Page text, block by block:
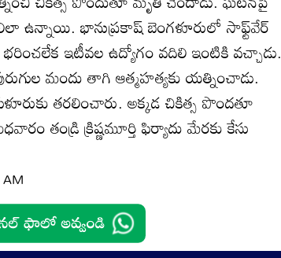
ఉన్నాయి. భానుప్రకాష్‌ బెంగళూరులో సాఫ్ట్‌వేర్‌
భరించలేక ఇటీవల ఉద్యోగం వదిలి ఇంటికి వచ్చాడు.
మందు తాగి ఆత్మహత్యకు యత్నించాడు.
తరలించారు. అక్కడ చికిత్స పొందతూ
తండ్రి క్రిష్ణమూర్తి ఫిర్యాదు మేరకు కేసు